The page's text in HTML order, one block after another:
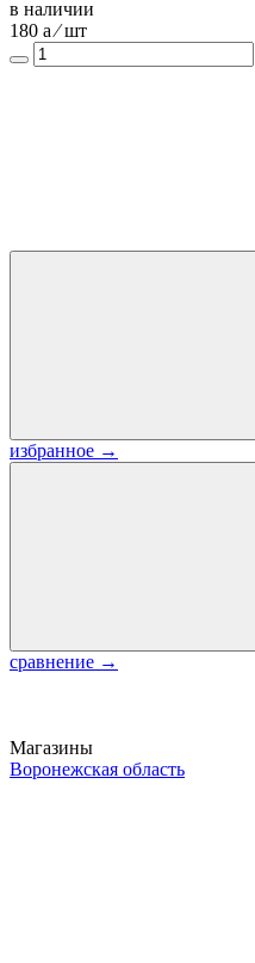
в наличии
180 a ⁄ шт
избранное →
сравнение →
Магазины
Воронежская область